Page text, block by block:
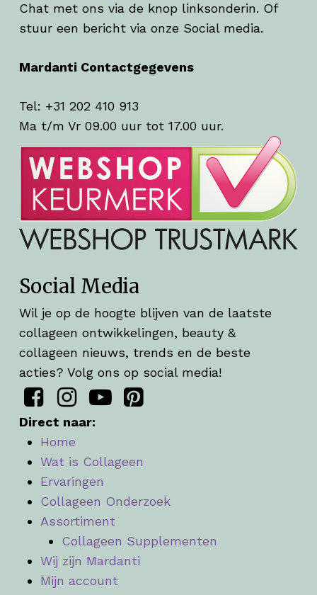
Chat met ons via de knop linksonderin. Of
stuur een bericht via onze Social media.
Mardanti Contactgegevens
Tel: +31 202 410 913
Ma t/m Vr 09.00 uur tot 17.00 uur.
Social Media
Wil je op de hoogte blijven van de laatste
collageen ontwikkelingen, beauty &
collageen nieuws, trends en de beste
acties? Volg ons op social media!
Direct naar:
Home
Wat is Collageen
Ervaringen
Collageen Onderzoek
Assortiment
Collageen Supplementen
Wij zijn Mardanti
Mijn account